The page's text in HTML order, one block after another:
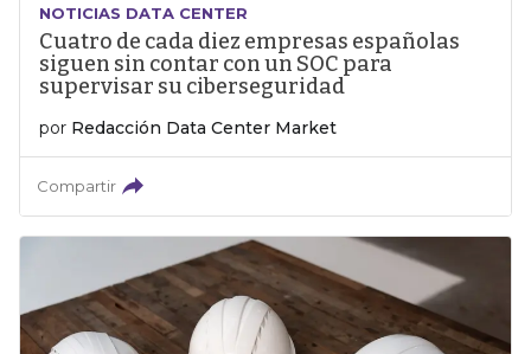
NOTICIAS DATA CENTER
Cuatro de cada diez empresas españolas
siguen sin contar con un SOC para
supervisar su ciberseguridad
por Redacción Data Center Market
Compartir